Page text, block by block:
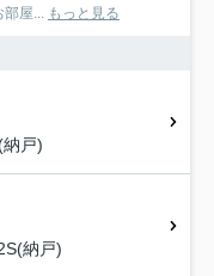
部屋... もっと見る
戸)
納戸)